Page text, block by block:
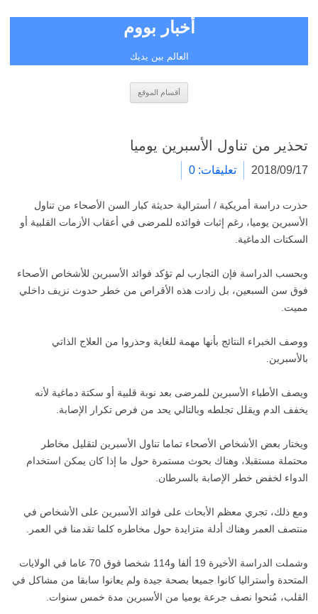
أخبار بووم
العالم بين يديك
أقسام الموقع
تحذير من تناول الأسبرين يوميا
2018/09/17 تعليقات: 0
حذرت دراسة أمريكية / أسترالية حديثة كبار السن الأصحاء من تناول
الأسبرين يوميا، رغم إثبات فوائده للمرضى في أعقاب الأزمات القلبية أو
السكتات الدماغية.
وبحسب الدراسة فإن التجارب لم تؤكد فوائد الأسبرين للأشخاص الأصحاء
فوق سن السبعين، بل زادت هذه الأقراص من خطر حدوث نزيف داخلي
مميت.
ووصف الخبراء النتائج بأنها مهمة للغاية وحذروا من العلاج الذاتي
بالأسبرين.
ويصف الأطباء الأسبرين للمرضى بعد نوبة قلبية أو سكتة دماغية لأنه
يخفف الدم ويقلل تجلطه وبالتالي يحد من فرص تكرار الإصابة.
ويختار بعض الأشخاص الأصحاء تماما تناول الأسبرين لتقليل مخاطر
محتملة مستقبلا، وهناك بحوث مستمرة حول ما إذا كان يمكن استخدام
الدواء لخفض خطر الإصابة بالسرطان.
ومع ذلك، تجري معظم الأبحاث على فوائد الأسبرين على الأشخاص في
منتصف العمر وهناك أدلة متزايدة حول مخاطره كلما تقدمنا في العمر.
وشملت الدراسة الأخيرة 19 ألفا و114 شخصا فوق 70 عاما في الولايات
المتحدة وأستراليا كانوا جميعا بصحة جيدة ولم يعانوا سابقا من مشاكل في
القلب، مُنحوا نصف جرعة يوميا من الأسبرين مدة خمس سنوات.